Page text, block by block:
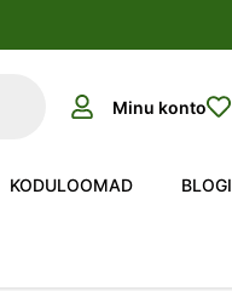
Minu konto
KODULOOMAD BLOGI